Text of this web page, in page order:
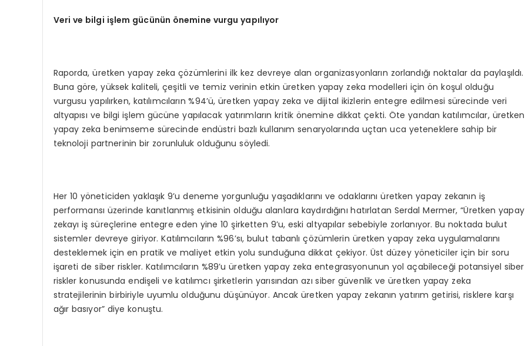
Veri ve bilgi işlem gücünün önemine vurgu yapılıyor
Raporda, üretken yapay zeka çözümlerini ilk kez devreye alan organizasyonların zorlandığı noktalar da paylaşıldı.
Buna göre, yüksek kaliteli, çeşitli ve temiz verinin etkin üretken yapay zeka modelleri için ön koşul olduğu
vurgusu yapılırken, katılımcıların %94’ü, üretken yapay zeka ve dijital ikizlerin entegre edilmesi sürecinde veri
altyapısı ve bilgi işlem gücüne yapılacak yatırımların kritik önemine dikkat çekti. Öte yandan katılımcılar, üretken
yapay zeka benimseme sürecinde endüstri bazlı kullanım senaryolarında uçtan uca yeteneklere sahip bir
teknoloji partnerinin bir zorunluluk olduğunu söyledi.
Her 10 yöneticiden yaklaşık 9’u deneme yorgunluğu yaşadıklarını ve odaklarını üretken yapay zekanın iş
performansı üzerinde kanıtlanmış etkisinin olduğu alanlara kaydırdığını hatırlatan Serdal Mermer, “Üretken yapay
zekayı iş süreçlerine entegre eden yine 10 şirketten 9’u, eski altyapılar sebebiyle zorlanıyor. Bu noktada bulut
sistemler devreye giriyor. Katılımcıların %96’sı, bulut tabanlı çözümlerin üretken yapay zeka uygulamalarını
desteklemek için en pratik ve maliyet etkin yolu sunduğuna dikkat çekiyor. Üst düzey yöneticiler için bir soru
işareti de siber riskler. Katılımcıların %89’u üretken yapay zeka entegrasyonunun yol açabileceği potansiyel siber
riskler konusunda endişeli ve katılımcı şirketlerin yarısından azı siber güvenlik ve üretken yapay zeka
stratejilerinin birbiriyle uyumlu olduğunu düşünüyor. Ancak üretken yapay zekanın yatırım getirisi, risklere karşı
ağır basıyor” diye konuştu.